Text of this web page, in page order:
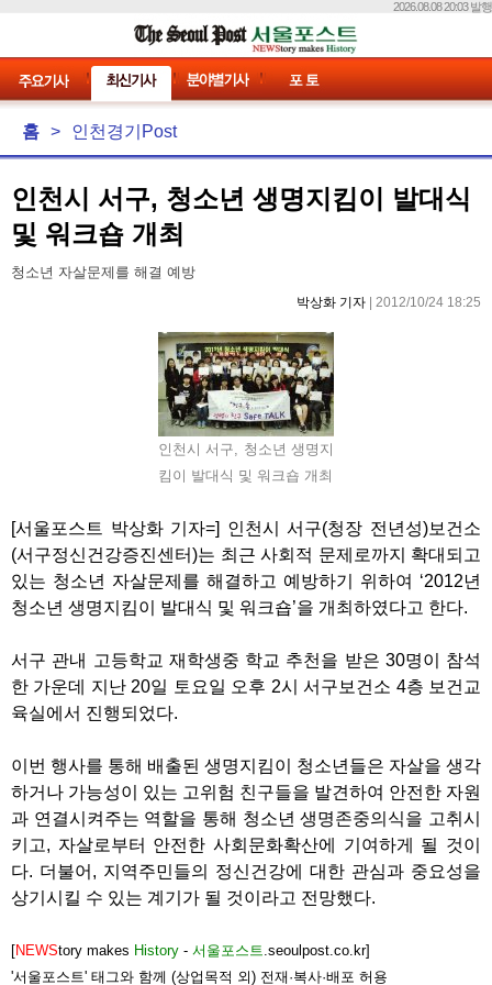
2026.08.08 20:03 발행
홈 > 인천경기Post
인천시 서구, 청소년 생명지킴이 발대식
및 워크숍 개최
청소년 자살문제를 해결 예방
박상화 기자 | 2012/10/24 18:25
인천시 서구, 청소년 생명지
킴이 발대식 및 워크숍 개최
[서울포스트 박상화 기자=] 인천시 서구(청장 전년성)보건소
(서구정신건강증진센터)는 최근 사회적 문제로까지 확대되고
있는 청소년 자살문제를 해결하고 예방하기 위하여 ‘2012년
청소년 생명지킴이 발대식 및 워크숍’을 개최하였다고 한다.
서구 관내 고등학교 재학생중 학교 추천을 받은 30명이 참석
한 가운데 지난 20일 토요일 오후 2시 서구보건소 4층 보건교
육실에서 진행되었다.
이번 행사를 통해 배출된 생명지킴이 청소년들은 자살을 생각
하거나 가능성이 있는 고위험 친구들을 발견하여 안전한 자원
과 연결시켜주는 역할을 통해 청소년 생명존중의식을 고취시
키고, 자살로부터 안전한 사회문화확산에 기여하게 될 것이
다. 더불어, 지역주민들의 정신건강에 대한 관심과 중요성을
상기시킬 수 있는 계기가 될 것이라고 전망했다.
[NEWStory makes History - 서울포스트.seoulpost.co.kr]
'서울포스트' 태그와 함께 (상업목적 외) 전재·복사·배포 허용